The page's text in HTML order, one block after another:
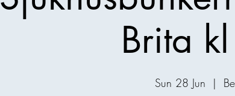
Brita
Sun 28 Jun
  |